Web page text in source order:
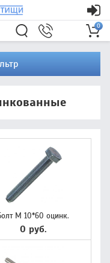
0
М 10*60 оцинк.
0 руб.